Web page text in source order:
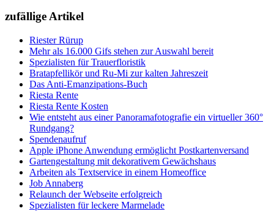
zufällige Artikel
Riester Rürup
Mehr als 16.000 Gifs stehen zur Auswahl bereit
Spezialisten für Trauerfloristik
Bratapfellikör und Ru-Mi zur kalten Jahreszeit
Das Anti-Emanzipations-Buch
Riesta Rente
Riesta Rente Kosten
Wie entsteht aus einer Panoramafotografie ein virtueller 360°
Rundgang?
Spendenaufruf
Apple iPhone Anwendung ermöglicht Postkartenversand
Gartengestaltung mit dekorativem Gewächshaus
Arbeiten als Textservice in einem Homeoffice
Job Annaberg
Relaunch der Webseite erfolgreich
Spezialisten für leckere Marmelade